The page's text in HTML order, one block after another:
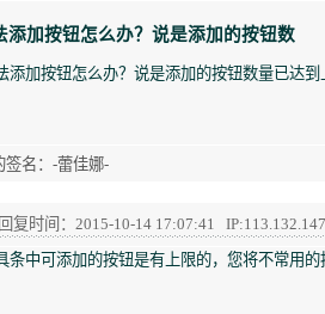
添加按钮怎么办？说是添加的按钮数
添加按钮怎么办？说是添加的按钮数量已达到
签名：-蕾佳娜-
回复时间：2015-10-14 17:07:41
条中可添加的按钮是有上限的，您将不常用